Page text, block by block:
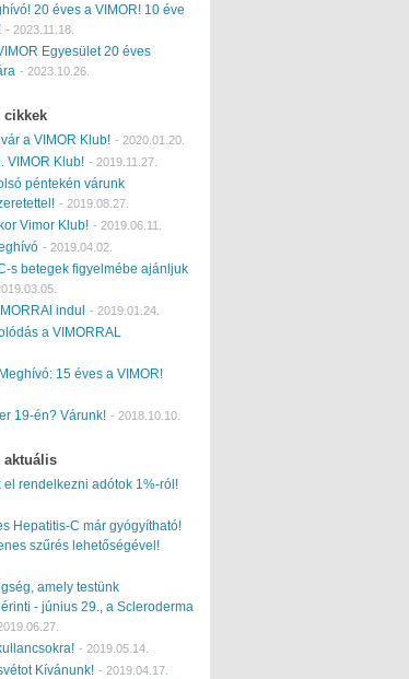
20 éves a VIMOR! 10 éve
- 2023.11.18.
Egyesület 20 éves
- 2023.10.26.
cikkek
a VIMOR Klub! - 2020.01.20.
VIMOR Klub! - 2019.11.27.
péntekén várunk
- 2019.08.27.
Vimor Klub! - 2019.06.11.
- 2019.04.02.
s betegek figyelmébe ajánljuk
indul - 2019.01.24.
a VIMORRAL
15 éves a VIMOR!
19-én? Várunk! - 2018.10.10.
aktuális
el rendelkezni adótok 1%-ról!
Hepatitis-C már gyógyítható!
szűrés lehetőségével!
amely testünk
- június 29., a Scleroderma
- 2019.05.14.
Kívánunk! - 2019.04.17.